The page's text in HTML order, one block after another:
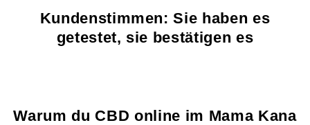
Kundenstimmen: Sie haben es
getestet, sie bestätigen es
Warum du CBD online im Mama Kana